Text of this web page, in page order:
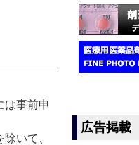
は事前申
いて、
広告掲載